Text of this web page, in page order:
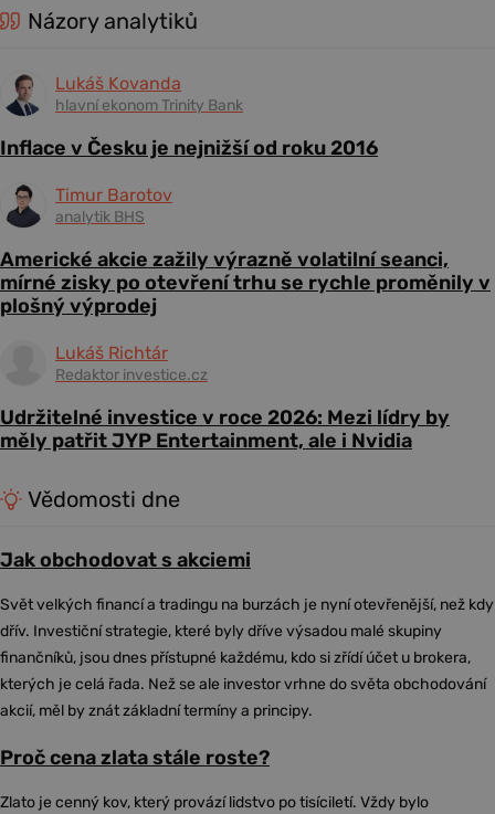
Názory analytiků
Lukáš Kovanda
hlavní ekonom Trinity Bank
Inflace v Česku je nejnižší od roku 2016
Timur Barotov
analytik BHS
Americké akcie zažily výrazně volatilní seanci,
mírné zisky po otevření trhu se rychle proměnily v
plošný výprodej
Lukáš Richtár
Redaktor investice.cz
Udržitelné investice v roce 2026: Mezi lídry by
měly patřit JYP Entertainment, ale i Nvidia
Vědomosti dne
Jak obchodovat s akciemi
Svět velkých financí a tradingu na burzách je nyní otevřenější, než kdy
dřív. Investiční strategie, které byly dříve výsadou malé skupiny
finančníků, jsou dnes přístupné každému, kdo si zřídí účet u brokera,
kterých je celá řada. Než se ale investor vrhne do světa obchodování
akcií, měl by znát základní termíny a principy.
Proč cena zlata stále roste?
Zlato je cenný kov, který provází lidstvo po tisíciletí. Vždy bylo